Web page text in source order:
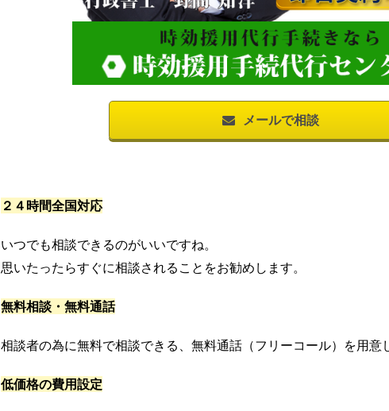
メールで相談
２４時間全国対応
いつでも相談できるのがいいですね。
思いたったらすぐに相談されることをお勧めします。
無料相談・無料通話
相談者の為に無料で相談できる、無料通話（フリーコール）を用意
低価格の費用設定